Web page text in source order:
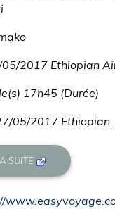
2017 Ethiopian
17h45 (Durée)
05/2017 Ethiopian...
SUITE